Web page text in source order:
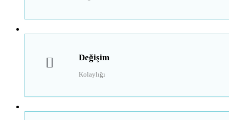
Değişim
Kolaylığı